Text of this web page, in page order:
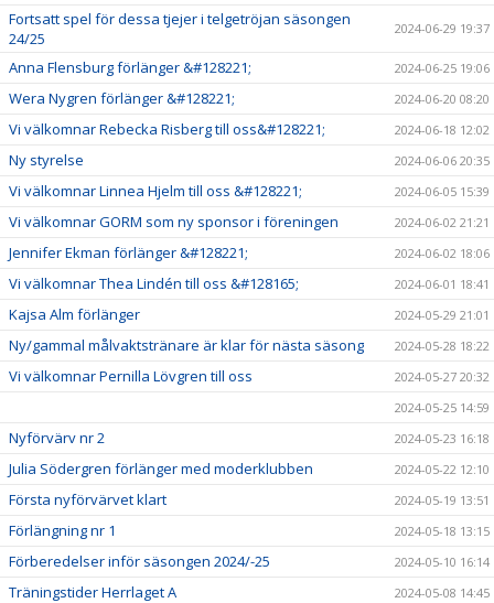
Fortsatt spel för dessa tjejer i telgetröjan säsongen
24/25
2024-06-29 19:37
Anna Flensburg förlänger &#128221; 2024-06-25 19:06
Wera Nygren förlänger &#128221; 2024-06-20 08:20
Vi välkomnar Rebecka Risberg till oss&#128221; 2024-06-18 12:02
Ny styrelse 2024-06-06 20:35
Vi välkomnar Linnea Hjelm till oss &#128221; 2024-06-05 15:39
Vi välkomnar GORM som ny sponsor i föreningen 2024-06-02 21:21
Jennifer Ekman förlänger &#128221; 2024-06-02 18:06
Vi välkomnar Thea Lindén till oss &#128165; 2024-06-01 18:41
Kajsa Alm förlänger 2024-05-29 21:01
Ny/gammal målvaktstränare är klar för nästa säsong 2024-05-28 18:22
Vi välkomnar Pernilla Lövgren till oss
2024-05-27 20:32
2024-05-25 14:59
Nyförvärv nr 2 2024-05-23 16:18
Julia Södergren förlänger med moderklubben 2024-05-22 12:10
Första nyförvärvet klart 2024-05-19 13:51
Förlängning nr 1 2024-05-18 13:15
Förberedelser inför säsongen 2024/-25 2024-05-10 16:14
Träningstider Herrlaget A 2024-05-08 14:45